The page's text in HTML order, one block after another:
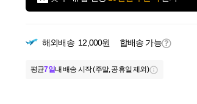
해외배송 12,000원 합배송 가능
평균7일내 배송 시작 (주말, 공휴일 제외)